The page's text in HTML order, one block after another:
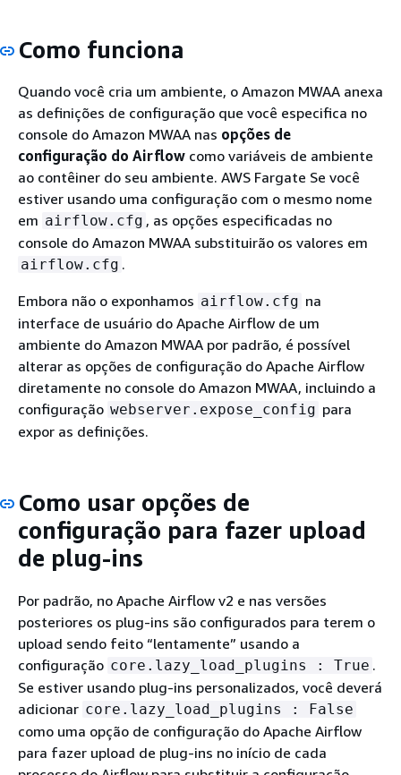
Como funciona
Quando você cria um ambiente, o Amazon MWAA anexa
as definições de configuração que você especifica no
console do Amazon MWAA nas opções de
configuração do Airflow como variáveis de ambiente
ao contêiner do seu ambiente. AWS Fargate Se você
estiver usando uma configuração com o mesmo nome
em airflow.cfg , as opções especificadas no
console do Amazon MWAA substituirão os valores em
airflow.cfg .
Embora não o exponhamos airflow.cfg na
interface de usuário do Apache Airflow de um
ambiente do Amazon MWAA por padrão, é possível
alterar as opções de configuração do Apache Airflow
diretamente no console do Amazon MWAA, incluindo a
configuração webserver.expose_config para
expor as definições.
Como usar opções de
configuração para fazer upload
de plug-ins
Por padrão, no Apache Airflow v2 e nas versões
posteriores os plug-ins são configurados para terem o
upload sendo feito “lentamente” usando a
configuração core.lazy_load_plugins : True .
Se estiver usando plug-ins personalizados, você deverá
adicionar core.lazy_load_plugins : False
como uma opção de configuração do Apache Airflow
para fazer upload de plug-ins no início de cada